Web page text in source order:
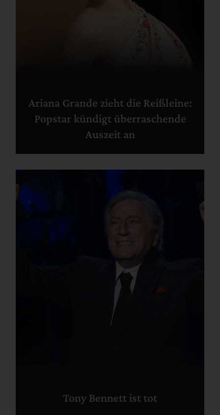
Ariana Grande zieht die Reißleine:
Popstar kündigt überraschende
Auszeit an
Tony Bennett ist tot